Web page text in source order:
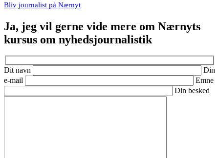
Bliv journalist på Nærnyt
Ja, jeg vil gerne vide mere om Nærnyts
kursus om nyhedsjournalistik
Dit navn
Din
e-mail
Emne
Din besked